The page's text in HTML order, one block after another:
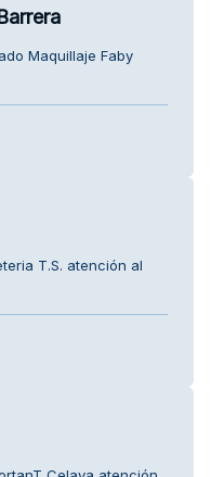
Maquillaje Faby
T.S. atención al